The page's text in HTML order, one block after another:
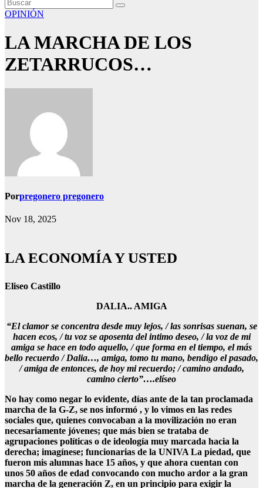
OPINIÓN
LA MARCHA DE LOS
ZETARRUCOS…
Porpregonero pregonero
Nov 18, 2025
LA ECONOMÍA Y USTED
Eliseo Castillo
DALIA.. AMIGA
“El clamor se concentra desde muy lejos, / las sonrisas suenan, se
hacen ecos, / tu voz se aposenta del intimo deseo, / la voz de mi
amiga se hace en todo aquello, / que forma en el tiempo, el más
bello recuerdo / Dalia…, amiga, tomo tu mano, bendigo el pasado,
/ amiga de entonces, de hoy mi recuerdo; / camino andado,
camino cierto”….elíseo
No hay como negar lo evidente, días ante de la tan proclamada
marcha de la G-Z, se nos informó , y lo vimos en las redes
sociales que, quienes convocaban a la movilización no eran
necesariamente jóvenes; que más bien se trataba de
agrupaciones políticas o de ideología muy marcada hacia la
derecha; imagínese; funcionarias de la UNIVA La piedad, que
fueron mis alumnas hace 15 años, y que ahora cuentan con
unos 50 años de edad convocando con mucho ardor a la gran
marcha de la generación Z, en un principio para exigir la